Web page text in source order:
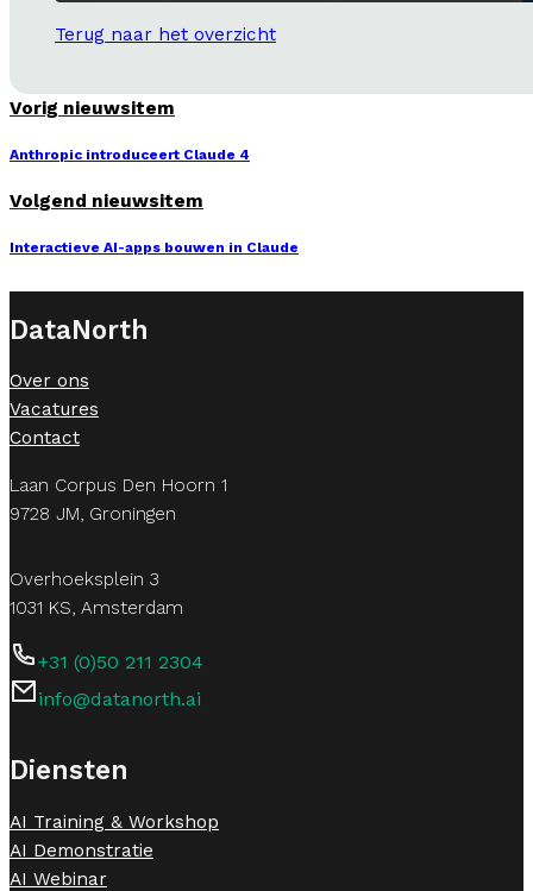
Terug naar het overzicht
Vorig nieuwsitem
Anthropic introduceert Claude 4
Volgend nieuwsitem
Interactieve AI-apps bouwen in Claude
DataNorth
Over ons
Vacatures
Contact
Laan Corpus Den Hoorn 1
9728 JM, Groningen
Overhoeksplein 3
1031 KS, Amsterdam
+31 (0)50 211 2304
info@datanorth.ai
Diensten
AI Training & Workshop
AI Demonstratie
AI Webinar